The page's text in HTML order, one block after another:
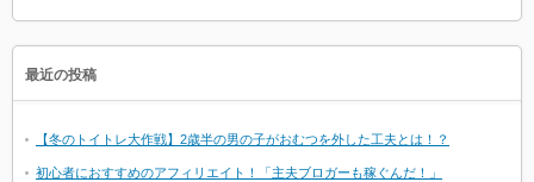
最近の投稿
【冬のトイトレ大作戦】2歳半の男の子がおむつを外した工夫とは！？
初心者におすすめのアフィリエイト！「主夫ブロガーも稼ぐんだ！」